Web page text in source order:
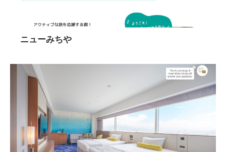
ニューみちや